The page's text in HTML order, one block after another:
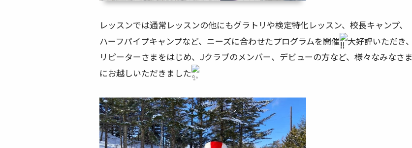
レッスンでは通常レッスンの他にもグラトリや検定特化レッスン、校長キャンプ、
ハーフパイプキャンプなど、ニーズに合わせたプログラムを開催
大好評いただき、
リピーターさまをはじめ、Jクラブのメンバー、デビューの方など、様々なみなさま
にお越しいただきました